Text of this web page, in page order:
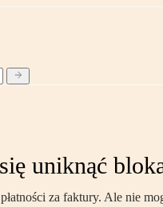
uniknąć
za faktury. Ale nie